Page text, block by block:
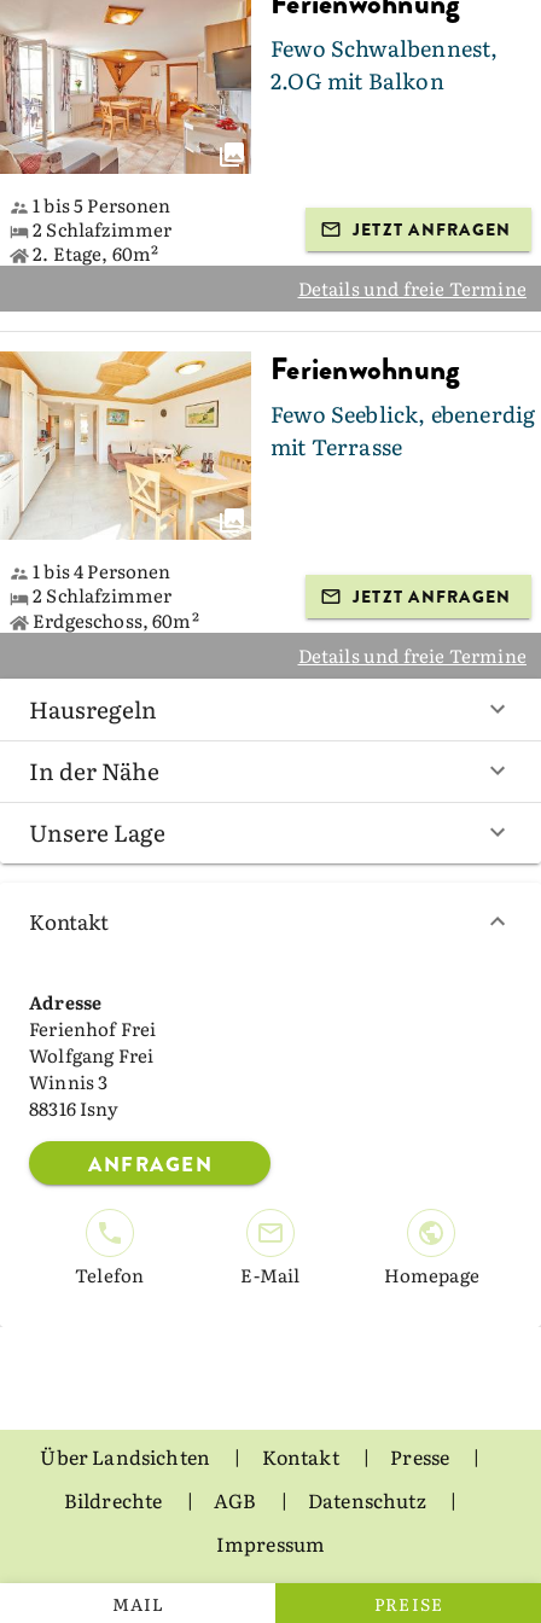
MAIL
PREISE
Fewo Schwalbennest,
2.OG mit Balkon
1 bis 5 Personen
2 Schlafzimmer
2. Etage, 60m²
JETZT ANFRAGEN
Details und freie Termine
Ferienwohnung
Fewo Seeblick, ebenerdig
mit Terrasse
1 bis 4 Personen
2 Schlafzimmer
Erdgeschoss, 60m²
JETZT ANFRAGEN
Details und freie Termine
Hausregeln
In der Nähe
Unsere Lage
Kontakt
Adresse
Ferienhof Frei
Wolfgang Frei
Winnis 3
88316 Isny
ANFRAGEN
Telefon E-Mail Homepage
Über Landsichten Kontakt
Presse
Bildrechte
AGB
Datenschutz
Impressum